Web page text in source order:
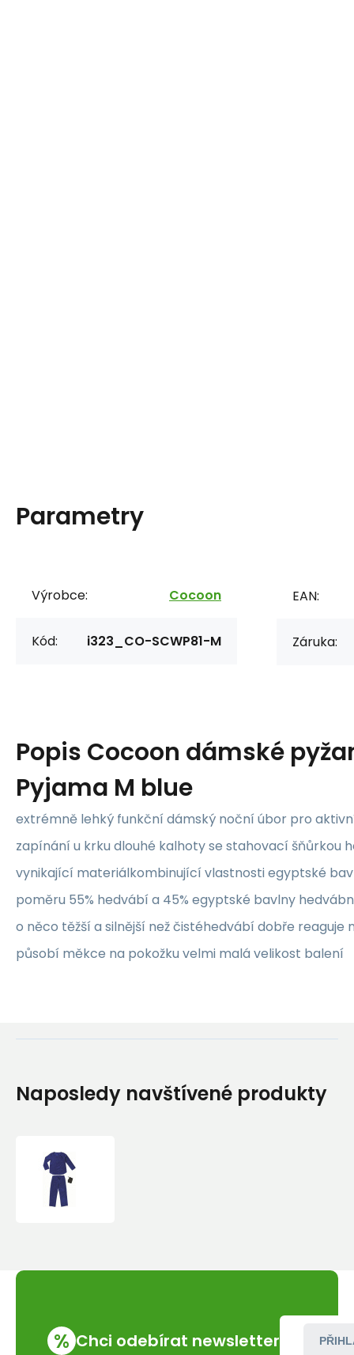
Parametry
Výrobce: Cocoon
Kód: i323_CO-SCWP81-M
EAN:
Záruka:
Popis Cocoon dámské
Pyjama M blue
extrémně lehký funkční dámský noční úbor pro
zapínání u krku dlouhé kalhoty se stahovací šňůrkou
vynikající materiálkombinující vlastnosti egyptské
poměru 55% hedvábí a 45% egyptské bavlny
o něco těžší a silnější než čistéhedvábí dobře reaguje
působí měkce na pokožku velmi malá velikost balení
Naposledy navštívené produkty
% Chci odebírat newsletter